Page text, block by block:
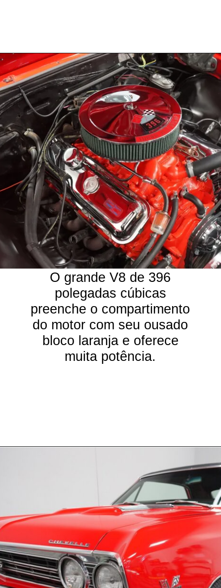
Openinghttps://carrosdasantigas.com.br/chevrolet-chevelle/
O grande V8 de 396
polegadas cúbicas
preenche o compartimento
do motor com seu ousado
bloco laranja e oferece
muita potência.